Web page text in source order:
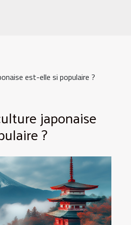
est-elle si populaire ?
japonaise
?